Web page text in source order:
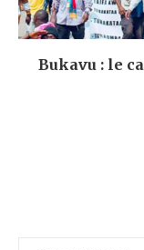
Bukavu : le